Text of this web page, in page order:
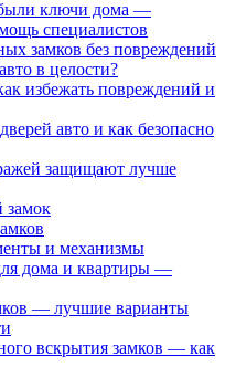
ключи дома —
специалистов
замков без повреждений
в целости?
избежать повреждений и
авто и как безопасно
защищают лучше
замок
и механизмы
дома и квартиры —
— лучшие варианты
вскрытия замков — как